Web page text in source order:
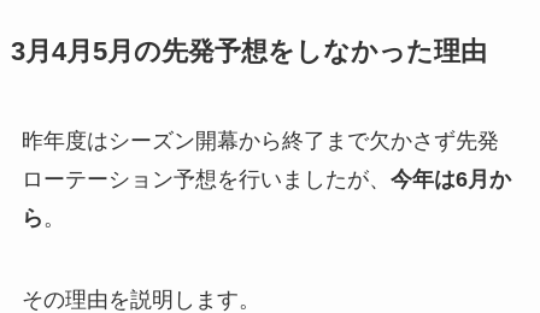
3月4月5月の先発予想をしなかった理由
昨年度はシーズン開幕から終了まで欠かさず先発
ローテーション予想を行いましたが、 今年は6月か
ら 。
その理由を説明します。